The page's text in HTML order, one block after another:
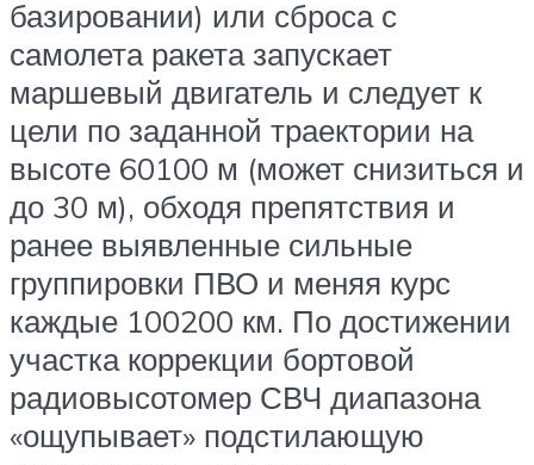
базировании) или сброса с
самолета ракета запускает
маршевый двигатель и следует к
цели по заданной траектории на
высоте 60100 м (может снизиться и
до 30 м), обходя препятствия и
ранее выявленные сильные
группировки ПВО и меняя курс
каждые 100200 км. По достижении
участка коррекции бортовой
радиовысотомер СВЧ диапазона
«ощупывает» подстилающую